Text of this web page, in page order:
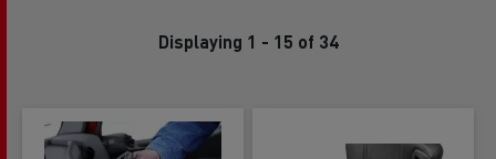
Displaying 1 - 15 of 34